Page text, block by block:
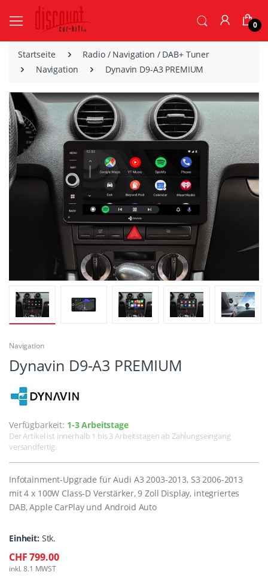
0
Startseite
Radio / Navigation / DAB+ Tuner
Navigation
Dynavin D9-A3 PREMIUM
Navigation
Dynavin D9-A3 PREMIUM
Verfügbarkeit: 1-3 Arbeitstage
Der Artikel ist innerhalb 1 bis 3 Arbeitstagen ab Zahlungseingang
versandfertig.
Infotainment-Upgrade für Audi A3 2003-2013, S3 2006-2013
mit 4 x 100W Class-D Verstärker, 9 Zoll Display, integriertes
DAB, Apple CarPlay und Android Auto
Einheit: Stk.
CHF 799.00
inkl. 8.1 MWST